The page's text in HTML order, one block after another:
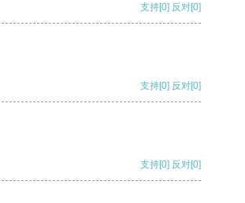
支持[0] 反对[0]
支持[0] 反对[0]
支持[0] 反对[0]